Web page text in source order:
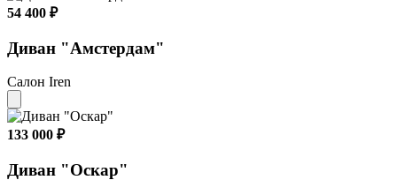
54 400 ₽
Диван "Амстердам"
Салон Iren
133 000 ₽
Диван "Оскар"